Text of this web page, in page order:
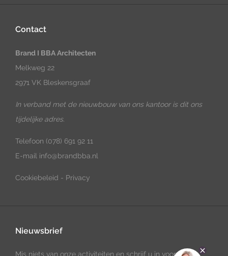
Contact
Brand I BBA Architecten
Melkweg 22
2971 VK Bleskensgraaf
In verband met de nieuwbouw van ons kantoor is dit ons
tijdelijke adres.
Telefoon (078) 691 92 11
E-mail info@brandbba.nl
Cookiebeleid - Privacy
Nieuwsbrief
Mis niets van onze activiteiten en schrijf u in voor onze